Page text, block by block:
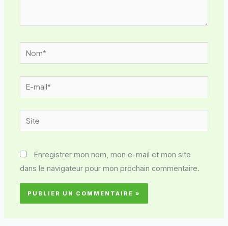
Nom*
E-
mail*
Site
Enregistrer mon nom, mon e-mail et mon site
dans le navigateur pour mon prochain commentaire.